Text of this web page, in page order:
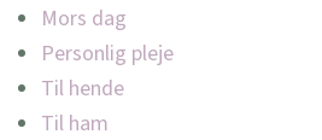
Mors dag
Personlig pleje
Til hende
Til ham